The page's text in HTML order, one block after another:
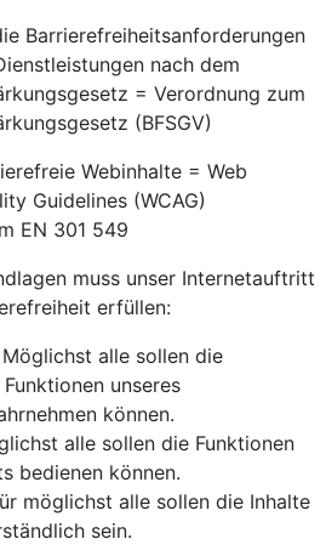
Barrierefreiheitsanforderungen
nach dem
= Verordnung zum
(BFSGV)
Webinhalte = Web
Guidelines (WCAG)
EN 301 549
muss unser Internetauftritt
erfüllen:
alle sollen die
unseres
können.
alle sollen die Funktionen
bedienen können.
möglichst alle sollen die Inhalte
sein.